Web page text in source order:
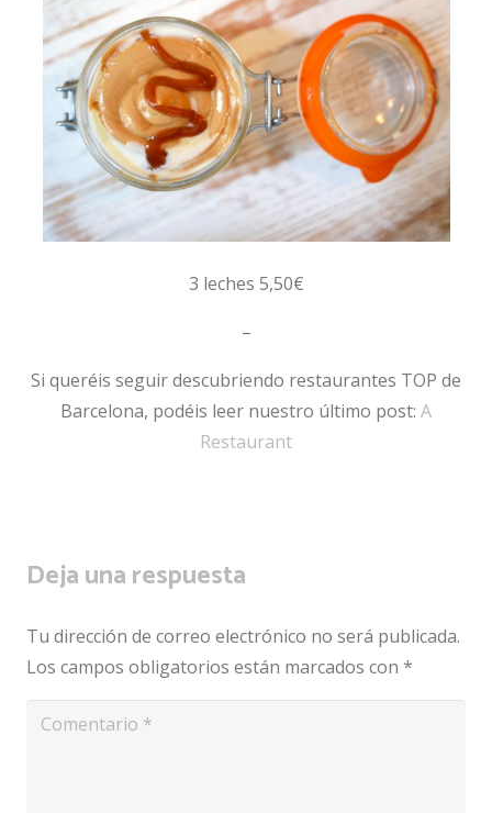
3 leches 5,50€
–
Si queréis seguir descubriendo restaurantes TOP de
Barcelona, podéis leer nuestro último post: A
Restaurant
Deja una respuesta
Tu dirección de correo electrónico no será publicada.
Los campos obligatorios están marcados con *